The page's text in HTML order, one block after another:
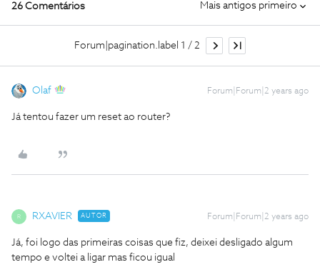
26 Comentários Mais antigos primeiro
Forum|pagination.label 1 / 2
Olaf Forum|Forum|2 years ago
Já tentou fazer um reset ao router?
R RXAVIER AUTOR Forum|Forum|2 years ago
Já, foi logo das primeiras coisas que fiz, deixei desligado algum
tempo e voltei a ligar mas ficou igual